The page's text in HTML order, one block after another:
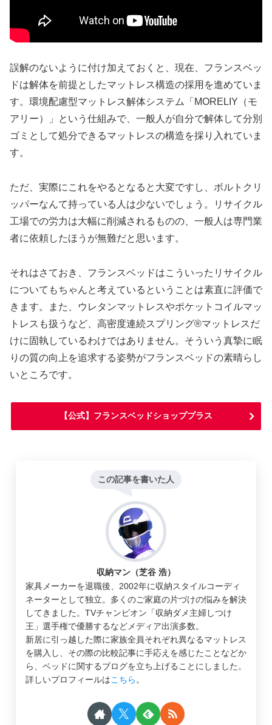
誤解のないように付け加えておくと、現在、フランスベッ
ドは解体を前提としたマットレス構造の採用を進めていま
す。環境配慮型マットレス解体システム「MORELIY（モ
アリー）」という仕組みで、一般人が自分で解体して分別
ゴミとして処分できるマットレスの構造を採り入れていま
す。
ただ、実際にこれをやるとなると大変ですし、ボルトクリ
ッパーなんて持っている人は少ないでしょう。リサイクル
工場での労力は大幅に削減されるものの、一般人は専門業
者に依頼したほうが無難だと思います。
それはさておき、フランスベッドはこういったリサイクル
についてもちゃんと考えているということは素直に評価で
きます。また、ウレタンマットレスやポケットコイルマッ
トレスも扱うなど、高密度連続スプリング®マットレスだ
けに固執しているわけではありません。そういう真摯に眠
りの質の向上を追求する姿勢がフランスベッドの素晴らし
いところです。
【公式】フランスベッドショッププラス
この記事を書いた人
収納マン（芝谷 浩）
家具メーカーを退職後、2002年に収納スタイルコーディ
ネーターとして独立。多くのご家庭の片づけの悩みを解決
してきました。TVチャンピオン「収納ダメ主婦しつけ
王」選手権で優勝するなどメディア出演多数。
新居に引っ越した際に家族全員それぞれ異なるマットレス
を購入し、その際の比較記事に手応えを感じたことなどか
ら、ベッドに関するブログを立ち上げることにしました。
詳しいプロフィールはこちら。